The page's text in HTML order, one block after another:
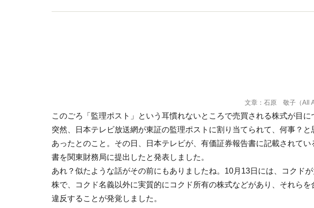
文章：石原 敬子（All
このごろ「監理ポスト」という耳慣れないところで売買される株式が目
突然、日本テレビ放送網が東証の監理ポストに割り当てられて、何事？
あったとのこと。その日、日本テレビが、有価証券報告書に記載されて
書を関東財務局に提出したと発表しました。
あれ？似たような話がその前にもありましたね。10月13日には、コクド
株で、コクド名義以外に実質的にコクド所有の株式などがあり、それら
違反することが発覚しました。